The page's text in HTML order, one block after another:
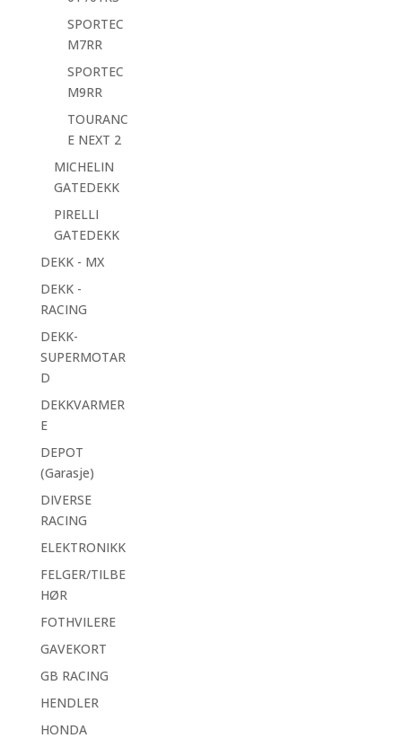
SPORTEC
M7RR
SPORTEC
M9RR
TOURANC
E NEXT 2
MICHELIN
GATEDEKK
PIRELLI
GATEDEKK
DEKK - MX
DEKK -
RACING
DEKK-
SUPERMOTAR
D
DEKKVARMER
E
DEPOT
(Garasje)
DIVERSE
RACING
ELEKTRONIKK
FELGER/TILBE
HØR
FOTHVILERE
GAVEKORT
GB RACING
HENDLER
HONDA